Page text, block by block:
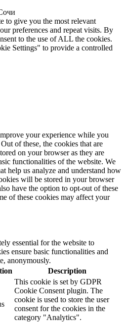
to give you the most relevant
preferences and repeat visits. By
to the use of ALL the cookies.
Settings" to provide a controlled
your experience while you
of these, the cookies that are
on your browser as they are
functionalities of the website. We
help us analyze and understand how
will be stored in your browser
have the option to opt-out of these
of these cookies may affect your
essential for the website to
ensure basic functionalities and
anonymously.
Description
This cookie is set by GDPR
Cookie Consent plugin. The
cookie is used to store the user
consent for the cookies in the
category "Analytics".